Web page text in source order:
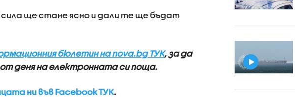
ще стане ясно и дали те ще бъдат
бюлетин на nova.bg ТУК, за да
деня на електронната си поща.
ни във Facebook ТУК.